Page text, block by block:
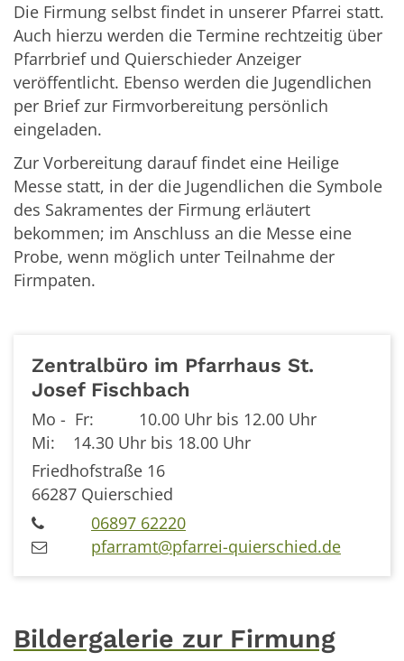
Die Firmung selbst findet in unserer Pfarrei statt.
Auch hierzu werden die Termine rechtzeitig über
Pfarrbrief und Quierschieder Anzeiger
veröffentlicht. Ebenso werden die Jugendlichen
per Brief zur Firmvorbereitung persönlich
eingeladen.
Zur Vorbereitung darauf findet eine Heilige
Messe statt, in der die Jugendlichen die Symbole
des Sakramentes der Firmung erläutert
bekommen; im Anschluss an die Messe eine
Probe, wenn möglich unter Teilnahme der
Firmpaten.
Zentralbüro im Pfarrhaus St.
Josef Fischbach
Mo - Fr: 10.00 Uhr bis 12.00 Uhr
Mi: 14.30 Uhr bis 18.00 Uhr
Friedhofstraße 16
66287 Quierschied
06897 62220
pfarramt@pfarrei-quierschied.de
Bildergalerie zur Firmung